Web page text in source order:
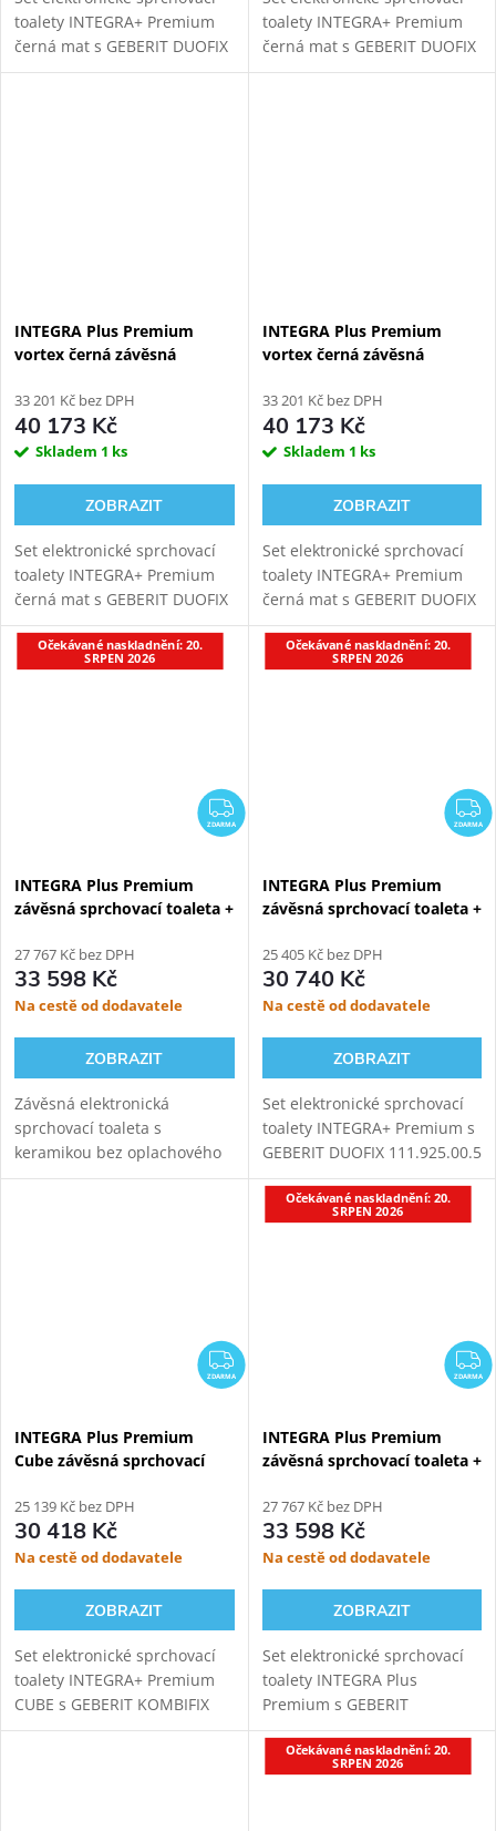
toalety INTEGRA+ Premium
černá mat s GEBERIT DUOFIX
111.300.00.6 modulem pro
toalety INTEGRA+ Premium
černá mat s GEBERIT DUOFIX
111.925.00.5 modulem pro
INTEGRA Plus Premium
vortex černá závěsná
Duofix 111.030.00.2
33 201 Kč bez DPH
40 173 Kč
Skladem 1 ks
ZOBRAZIT
Set elektronické sprchovací
toalety INTEGRA+ Premium
černá mat s GEBERIT DUOFIX
111.030.00.2 modulem pro
závěsné WC. Oproti základní
verzi přináší INTEGRA+
INTEGRA Plus Premium
vortex černá závěsná
Duofix 111.003.00.2
33 201 Kč bez DPH
40 173 Kč
Skladem 1 ks
ZOBRAZIT
Set elektronické sprchovací
toalety INTEGRA+ Premium
černá mat s GEBERIT DUOFIX
111.003.00.2 modulem pro
závěsné WC. Oproti základní
verzi přináší INTEGRA+
Očekávané naskladnění: 20.
SRPEN 2026
ZDARMA
ZDARMA
INTEGRA Plus Premium
závěsná sprchovací toaleta +
27 767 Kč bez DPH
33 598 Kč
Na cestě od dodavatele
ZOBRAZIT
Závěsná elektronická
sprchovací toaleta s
keramikou bez oplachového
kruhu. Oblá prémiová verze s
Očekávané naskladnění: 20.
SRPEN 2026
ZDARMA
INTEGRA Plus Premium
závěsná sprchovací toaleta +
25 405 Kč bez DPH
30 740 Kč
Na cestě od dodavatele
ZOBRAZIT
Set elektronické sprchovací
toalety INTEGRA+ Premium s
GEBERIT DUOFIX 111.925.00.5
modulem pro závěsné WC.
Oproti základní verzi přináší
INTEGRA+ vylepšený ovladač,
ZDARMA
ZDARMA
INTEGRA Plus Premium
Cube závěsná sprchovací
110.367.00.5
25 139 Kč bez DPH
30 418 Kč
Na cestě od dodavatele
ZOBRAZIT
Set elektronické sprchovací
toalety INTEGRA+ Premium
CUBE s GEBERIT KOMBIFIX
110.367.00.5 modulem pro
Očekávané naskladnění: 20.
SRPEN 2026
ZDARMA
INTEGRA Plus Premium
závěsná sprchovací toaleta +
110.367.00.5
27 767 Kč bez DPH
33 598 Kč
Na cestě od dodavatele
ZOBRAZIT
Set elektronické sprchovací
toalety INTEGRA Plus
Premium s GEBERIT
KOMBIFIX 110.367.00.5
modulem pro závěsné WC.
Oproti základní verzi přináší
Očekávané naskladnění: 20.
SRPEN 2026